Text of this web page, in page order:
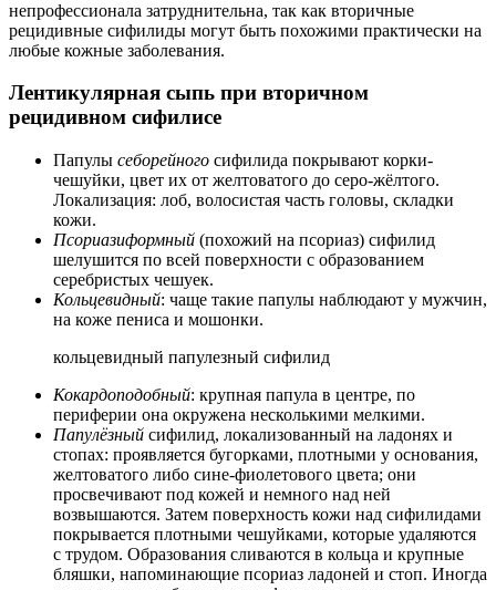
непрофессионала затруднительна, так как вторичные
рецидивные сифилиды могут быть похожими практически на
любые кожные заболевания.
Лентикулярная сыпь при вторичном
рецидивном сифилисе
Папулы себорейного сифилида покрывают корки-
чешуйки, цвет их от желтоватого до серо-жёлтого.
Локализация: лоб, волосистая часть головы, складки
кожи.
Псориазиформный (похожий на псориаз) сифилид
шелушится по всей поверхности с образованием
серебристых чешуек.
Кольцевидный: чаще такие папулы наблюдают у мужчин,
на коже пениса и мошонки.
кольцевидный папулезный сифилид
Кокардоподобный: крупная папула в центре, по
периферии она окружена несколькими мелкими.
Папулёзный сифилид, локализованный на ладонях и
стопах: проявляется бугорками, плотными у основания,
желтоватого либо сине-фиолетового цвета; они
просвечивают под кожей и немного над ней
возвышаются. Затем поверхность кожи над сифилидами
покрывается плотными чешуйками, которые удаляются
с трудом. Образования сливаются в кольца и крупные
бляшки, напоминающие псориаз ладоней и стоп. Иногда